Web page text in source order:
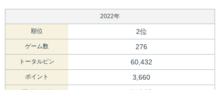
2022年
順位 2位
ゲーム数 276
トータルピン 60,432
ポイント 3,660